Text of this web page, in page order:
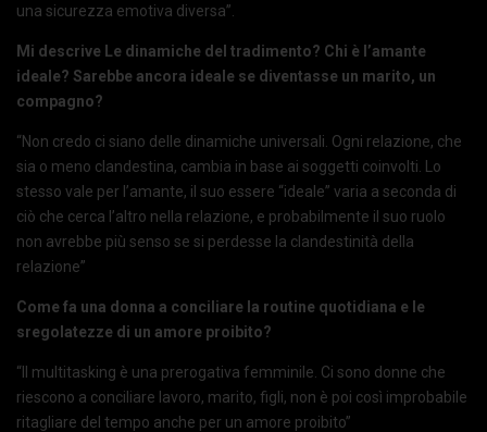
una sicurezza emotiva diversa”.
Mi descrive Le dinamiche del tradimento? Chi è l’amante
ideale? Sarebbe ancora ideale se diventasse un marito, un
compagno?
“Non credo ci siano delle dinamiche universali. Ogni relazione, che
sia o meno clandestina, cambia in base ai soggetti coinvolti. Lo
stesso vale per l’amante, il suo essere “ideale” varia a seconda di
ciò che cerca l’altro nella relazione, e probabilmente il suo ruolo
non avrebbe più senso se si perdesse la clandestinità della
relazione”
Come fa una donna a conciliare la routine quotidiana e le
sregolatezze di un amore proibito?
“Il multitasking è una prerogativa femminile. Ci sono donne che
riescono a conciliare lavoro, marito, figli, non è poi così improbabile
ritagliare del tempo anche per un amore proibito”